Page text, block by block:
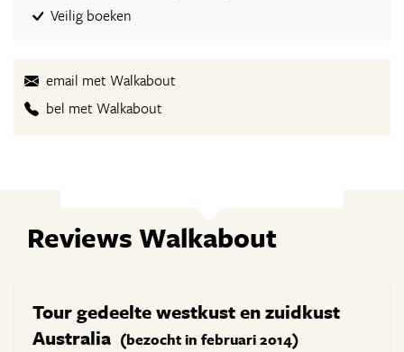
Veilig boeken
email met Walkabout
bel met Walkabout
Reviews Walkabout
Tour gedeelte westkust en zuidkust
Australia (bezocht in februari 2014)